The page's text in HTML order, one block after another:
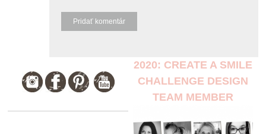
2020: CREATE A SMILE
CHALLENGE DESIGN
TEAM MEMBER